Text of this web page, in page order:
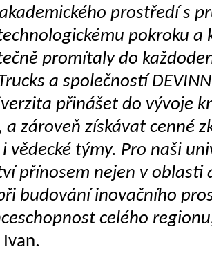
prostředí s
pokroku a
promítaly do
a společností
přinášet do vývoje
a zároveň získávat cenné
vědecké týmy. Pro naši
přínosem nejen v oblasti
budování inovačního
celého